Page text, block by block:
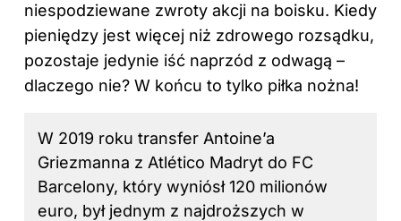
niespodziewane zwroty akcji na boisku. Kiedy
pieniędzy jest więcej niż zdrowego rozsądku,
pozostaje jedynie iść naprzód z odwagą –
dlaczego nie? W końcu to tylko piłka nożna!
W 2019 roku transfer Antoine’a
Griezmanna z Atlético Madryt do FC
Barcelony, który wyniósł 120 milionów
euro, był jednym z najdroższych w